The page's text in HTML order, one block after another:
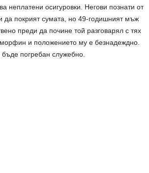
неплатени осигуровки. Негови познати от
да покрият сумата, но 49-годишният мъж
преди да почине той разговарял с тях
и положението му е безнадеждно.
погребан служебно.